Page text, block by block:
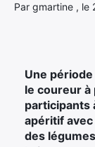
Par gmartine , le
Une
le coureur à
participants
apéritif
des